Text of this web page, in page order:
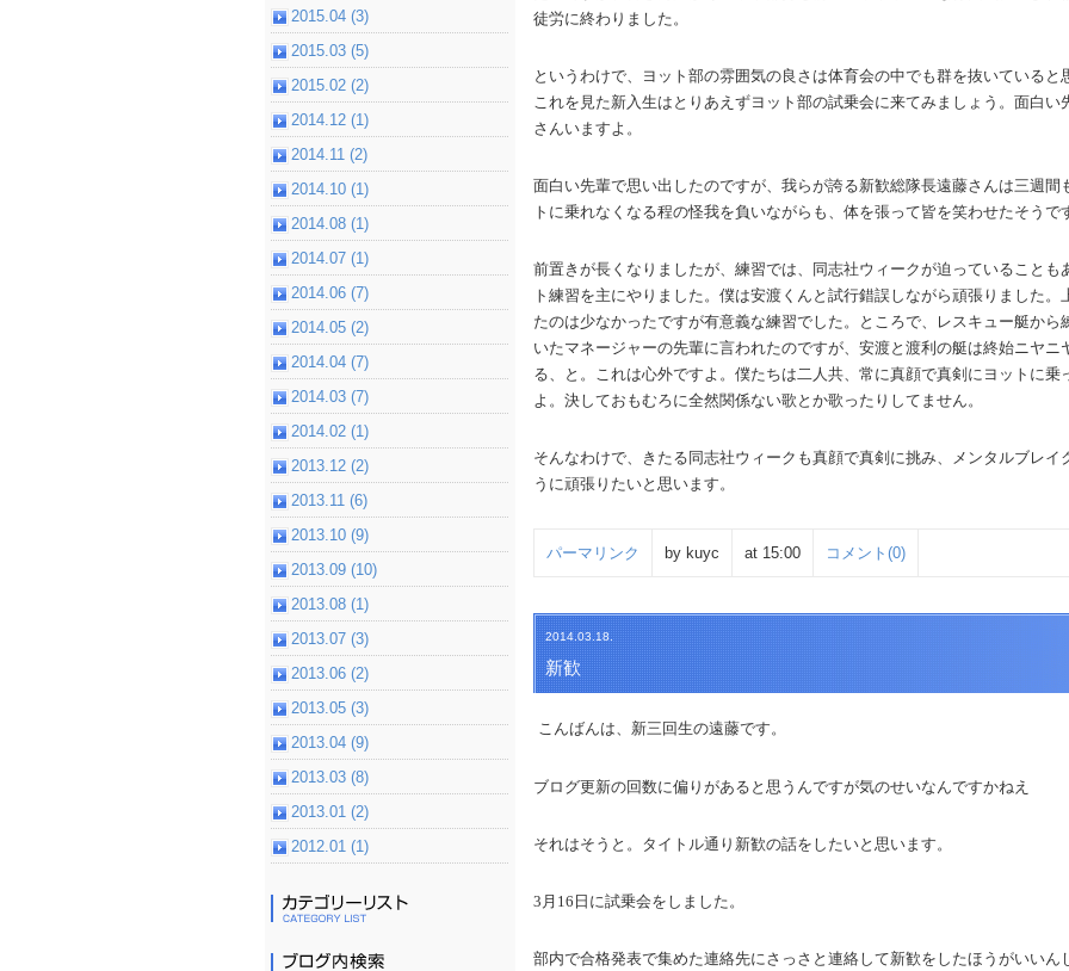
徒労に終わりました。
というわけで、ヨット部の雰囲気の良さは体育会の中でも群を抜いていると
これを見た新入生はとりあえずヨット部の試乗会に来てみましょう。面白い
さんいますよ。
面白い先輩で思い出したのですが、我らが誇る新歓総隊長遠藤さんは三週間
トに乗れなくなる程の怪我を負いながらも、体を張って皆を笑わせたそうで
前置きが長くなりましたが、練習では、同志社ウィークが迫っていることも
ト練習を主にやりました。僕は安渡くんと試行錯誤しながら頑張りました。
たのは少なかったですが有意義な練習でした。ところで、レスキュー艇から
いたマネージャーの先輩に言われたのですが、安渡と渡利の艇は終始ニヤニ
る、と。これは心外ですよ。僕たちは二人共、常に真顔で真剣にヨットに乗
よ。決しておもむろに全然関係ない歌とか歌ったりしてません。
そんなわけで、きたる同志社ウィークも真顔で真剣に挑み、メンタルブレイ
うに頑張りたいと思います。
パーマリンク by kuyc at 15:00 コメント(0)
2014.03.18.
新歓
こんばんは、新三回生の遠藤です。
ブログ更新の回数に偏りがあると思うんですが気のせいなんですかねえ
それはそうと。タイトル通り新歓の話をしたいと思います。
3 月 16 日に試乗会をしました。
部内で合格発表で集めた連絡先にさっさと連絡して新歓をしたほうがいいん
2015.04 (3)
2015.03 (5)
2015.02 (2)
2014.12 (1)
2014.11 (2)
2014.10 (1)
2014.08 (1)
2014.07 (1)
2014.06 (7)
2014.05 (2)
2014.04 (7)
2014.03 (7)
2014.02 (1)
2013.12 (2)
2013.11 (6)
2013.10 (9)
2013.09 (10)
2013.08 (1)
2013.07 (3)
2013.06 (2)
2013.05 (3)
2013.04 (9)
2013.03 (8)
2013.01 (2)
2012.01 (1)